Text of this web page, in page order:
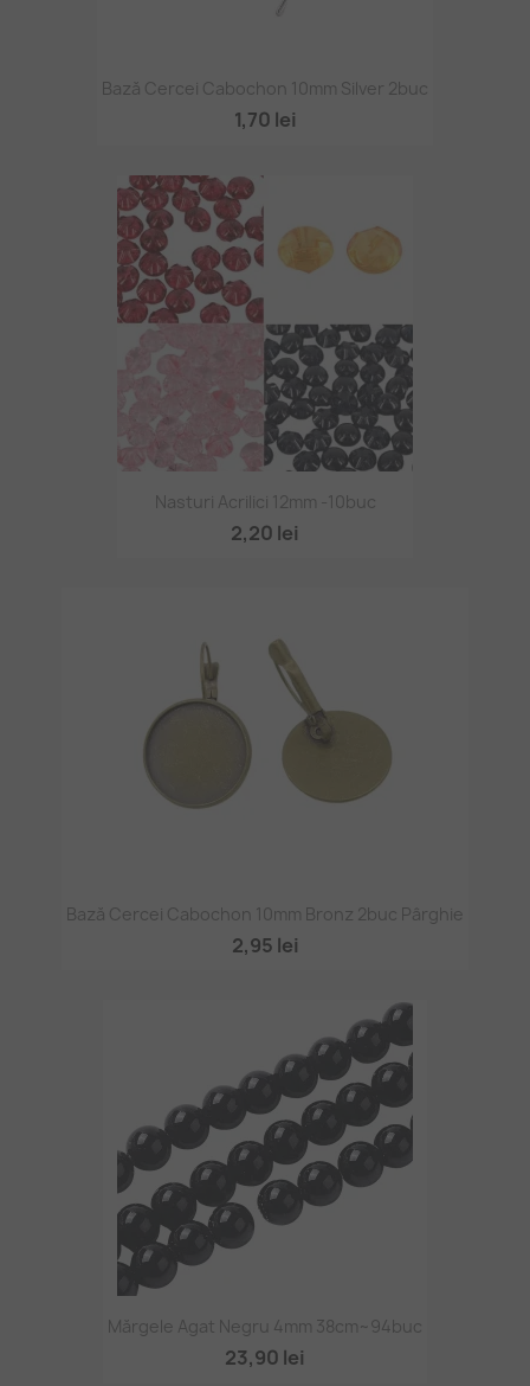
Bază Cercei Cabochon 10mm Silver 2buc
1,70 lei
Nasturi Acrilici 12mm -10buc
2,20 lei
Bază Cercei Cabochon 10mm Bronz 2buc Pârghie
2,95 lei
Mărgele Agat Negru 4mm 38cm~94buc
23,90 lei